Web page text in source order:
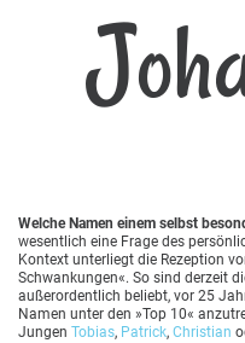
Welche Namen einem selbst
wesentlich eine Frage des
Kontext unterliegt die Rezeption
Schwankungen«. So sind derzeit
außerordentlich beliebt, vor 25
Namen unter den »Top 10«
Jungen Tobias, Patrick, Christian